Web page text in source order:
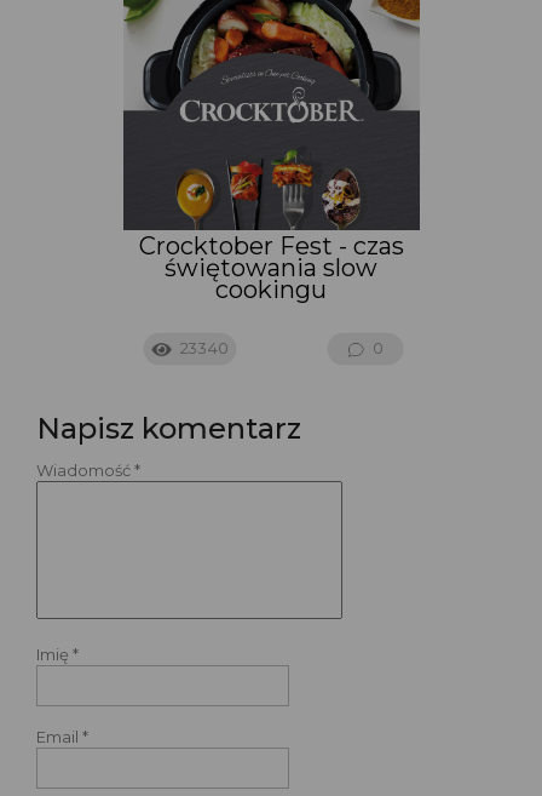
Crocktober Fest - czas
świętowania slow
cookingu
23340 0
Napisz komentarz
Wiadomość *
Imię *
Email *